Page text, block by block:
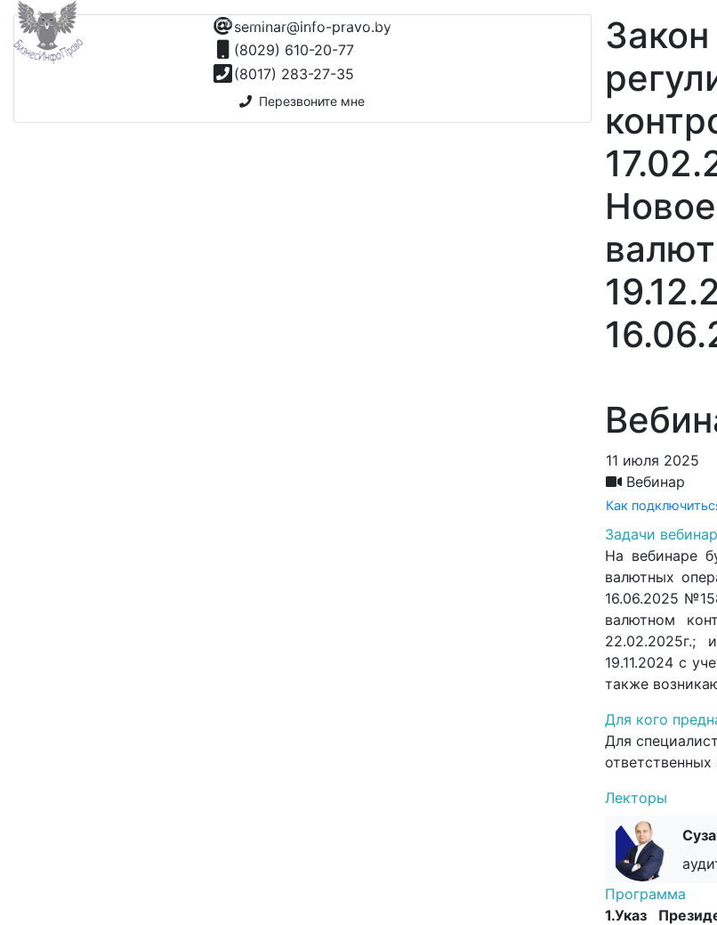
Учебный центр современных знаний "БизнесИнфоПраво"
seminar@info-pravo.by
(8029) 610-20-77
(8017) 283-27-35
Перезвоните мне
11 июля 2025
Вебинар
Как
Задачи
На вебинаре
валютных
16.06.2025
валютном
22.02.2025г.;
19.11.2024 с
также
Для кого
Для
Лекторы
Программа
1.Указ